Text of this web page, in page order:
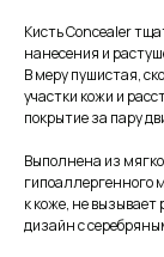
Кисть Concealer
нанесения и
В меру пушистая,
участки кожи и
покрытие за пару
Выполнена из
гипоаллергенного
к коже, не
дизайн с